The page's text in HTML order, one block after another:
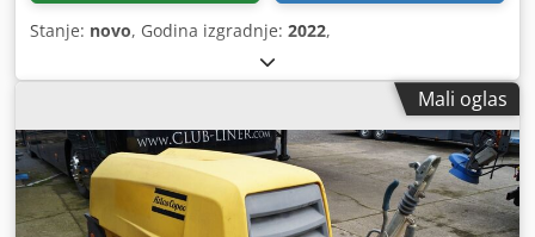
Stanje: novo, Godina izgradnje: 2022,
Mali oglas